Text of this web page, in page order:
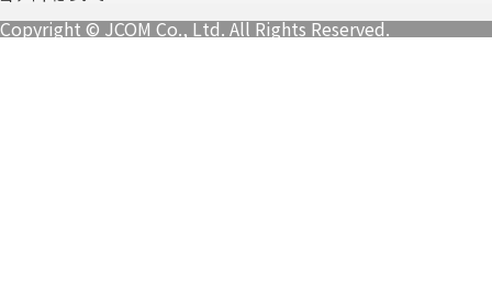
Copyright © JCOM Co., Ltd. All Rights Reserved.